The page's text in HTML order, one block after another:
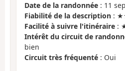
Date de la randonnée : 11
Fiabilité de la description :
Facilité à suivre l'itinéraire :
Intérêt du circuit de
bien
Circuit très fréquenté : Oui